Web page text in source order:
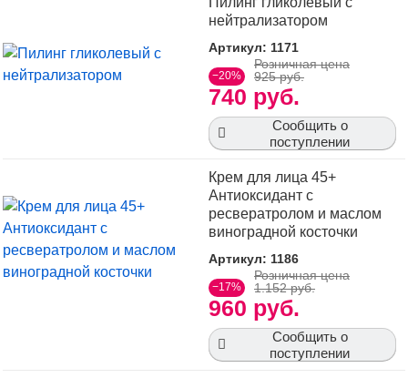
нейтрализатором
Артикул: 1171
−20%
740 руб.
Розничная цена
925 руб.
Сообщить о
поступлении
Крем для лица 45+
Антиоксидант с
ресвератролом и маслом
виноградной косточки
Артикул: 1186
−17%
960 руб.
Розничная цена
1.152 руб.
Сообщить о
поступлении